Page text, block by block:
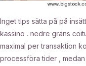
Inget tips sätta på på
kassino . nedre gräns
maximal per transaktion
processföra tider ,